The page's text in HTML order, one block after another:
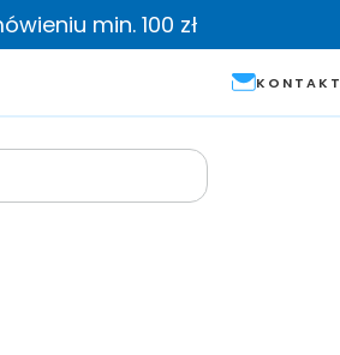
min. 100 zł
KONTAKT